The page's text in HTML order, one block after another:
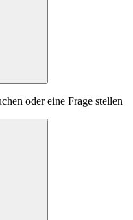
oder eine Frage stellen